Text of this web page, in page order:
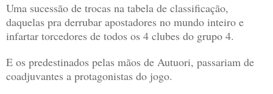
Uma sucessão de trocas na tabela de classificação,
daquelas pra derrubar apostadores no mundo inteiro e
infartar torcedores de todos os 4 clubes do grupo 4.
E os predestinados pelas mãos de Autuori, passariam de
coadjuvantes a protagonistas do jogo.